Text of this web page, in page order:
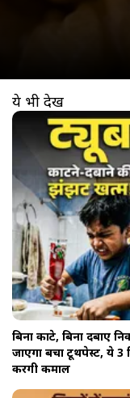
खुल रहा है
ये भी देखें
बिना काटे, बिना दबाए
जाएगा बचा टूथपेस्ट, ये 3
करेंगी कमाल